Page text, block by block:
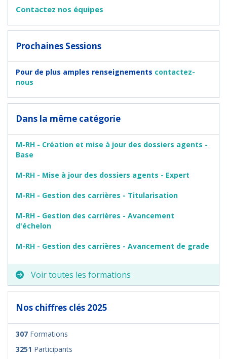
Contactez nos équipes
Prochaines Sessions
Pour de plus amples renseignements contactez-
nous
Dans la même catégorie
M-RH - Création et mise à jour des dossiers agents -
Base
M-RH - Mise à jour des dossiers agents - Expert
M-RH - Gestion des carrières - Titularisation
M-RH - Gestion des carrières - Avancement
d'échelon
M-RH - Gestion des carrières - Avancement de grade
Voir toutes les formations
Nos chiffres clés 2025
307 Formations
3251 Participants